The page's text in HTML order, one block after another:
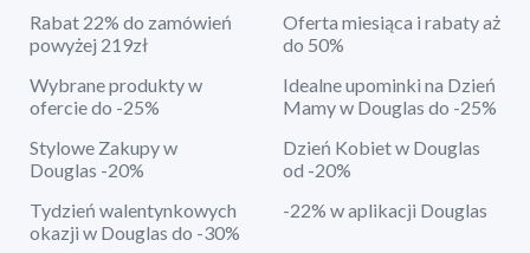
Rabat 22% do zamówień
powyżej 219zł
Oferta miesiąca i rabaty aż
do 50%
Wybrane produkty w
ofercie do -25%
Idealne upominki na Dzień
Mamy w Douglas do -25%
Stylowe Zakupy w
Douglas -20%
Dzień Kobiet w Douglas
od -20%
Tydzień walentynkowych
okazji w Douglas do -30%
-22% w aplikacji Douglas